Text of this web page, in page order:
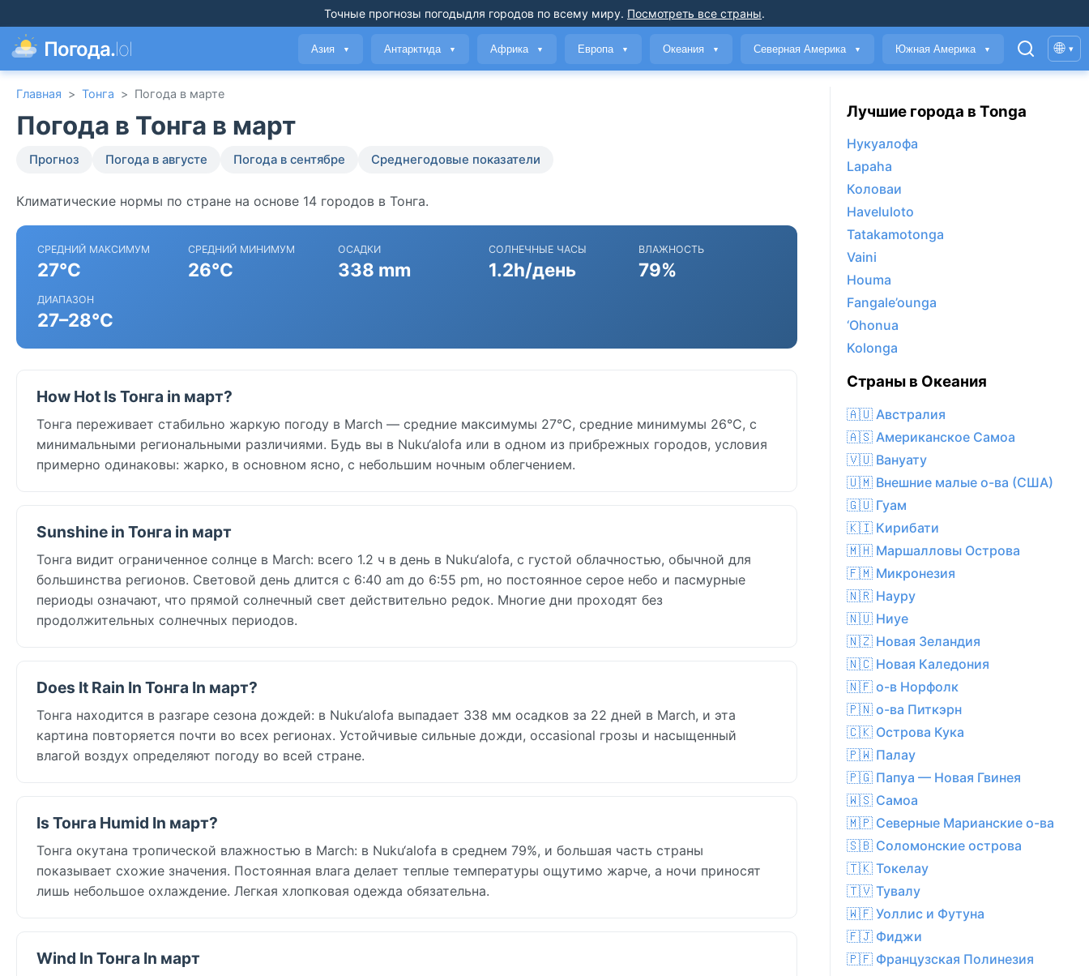
Точные прогнозы погодыдля городов по всему миру. Посмотреть все страны.
Погода.lol Азия ▼ Антарктида ▼ Африка ▼ Европа ▼ Океания ▼ Северная Америка ▼ Южная Америка ▼ 🌐 ▾
Главная > Тонга > Погода в марте
Погода в Тонга в март
Прогноз Погода в августе Погода в сентябре Среднегодовые показатели
Климатические нормы по стране на основе 14 городов в Тонга.
СРЕДНИЙ МАКСИМУМ
27°C
СРЕДНИЙ МИНИМУМ
26°C
ОСАДКИ
338 mm
СОЛНЕЧНЫЕ ЧАСЫ
1.2h/день
ВЛАЖНОСТЬ
79%
ДИАПАЗОН
27–28°C
How Hot Is Тонга in март?
Тонга переживает стабильно жаркую погоду в March — средние максимумы 27°C, средние минимумы 26°C, с
минимальными региональными различиями. Будь вы в Nuku‘alofa или в одном из прибрежных городов, условия
примерно одинаковы: жарко, в основном ясно, с небольшим ночным облегчением.
Sunshine in Тонга in март
Тонга видит ограниченное солнце в March: всего 1.2 ч в день в Nuku‘alofa, с густой облачностью, обычной для
большинства регионов. Световой день длится с 6:40 am до 6:55 pm, но постоянное серое небо и пасмурные
периоды означают, что прямой солнечный свет действительно редок. Многие дни проходят без
продолжительных солнечных периодов.
Does It Rain In Тонга In март?
Тонга находится в разгаре сезона дождей: в Nuku‘alofa выпадает 338 мм осадков за 22 дней в March, и эта
картина повторяется почти во всех регионах. Устойчивые сильные дожди, occasional грозы и насыщенный
влагой воздух определяют погоду во всей стране.
Is Тонга Humid In март?
Тонга окутана тропической влажностью в March: в Nuku‘alofa в среднем 79%, и большая часть страны
показывает схожие значения. Постоянная влага делает теплые температуры ощутимо жарче, а ночи приносят
лишь небольшое охлаждение. Легкая хлопковая одежда обязательна.
Wind In Тонга In март
Лучшие города в Tonga
Нукуалофа
Lapaha
Коловаи
Haveluloto
Tatakamotonga
Vaini
Houma
Fangale’ounga
‘Ohonua
Kolonga
Страны в Океания
🇦🇺 Австралия
🇦🇸 Американское Самоа
🇻🇺 Вануату
🇺🇲 Внешние малые о-ва (США)
🇬🇺 Гуам
🇰🇮 Кирибати
🇲🇭 Маршалловы Острова
🇫🇲 Микронезия
🇳🇷 Науру
🇳🇺 Ниуе
🇳🇿 Новая Зеландия
🇳🇨 Новая Каледония
🇳🇫 о-в Норфолк
🇵🇳 о-ва Питкэрн
🇨🇰 Острова Кука
🇵🇼 Палау
🇵🇬 Папуа — Новая Гвинея
🇼🇸 Самоа
🇲🇵 Северные Марианские о-ва
🇸🇧 Соломонские острова
🇹🇰 Токелау
🇹🇻 Тувалу
🇼🇫 Уоллис и Футуна
🇫🇯 Фиджи
🇵🇫 Французская Полинезия